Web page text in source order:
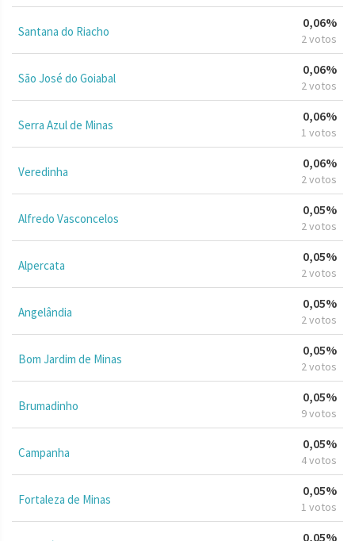
Santana do Riacho
0,06%
2 votos
São José do Goiabal
0,06%
2 votos
Serra Azul de Minas
0,06%
1 votos
Veredinha
0,06%
2 votos
Alfredo Vasconcelos
0,05%
2 votos
Alpercata
0,05%
2 votos
Angelândia
0,05%
2 votos
Bom Jardim de Minas
0,05%
2 votos
Brumadinho
0,05%
9 votos
Campanha
0,05%
4 votos
Fortaleza de Minas
0,05%
1 votos
0,05%